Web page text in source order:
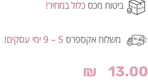
ביטוח מכס כלול במחיר!
משלוח אקספרס 5 – 9 ימי עסקים!
₪ 13.00